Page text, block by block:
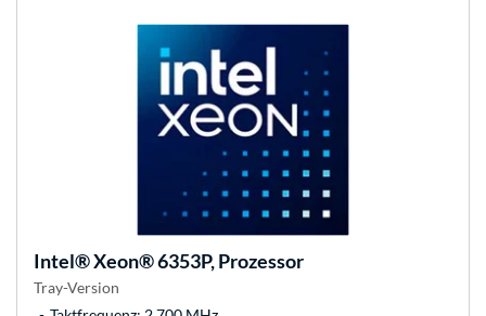
Intel®Xeon® 6353P, Prozessor
Tray-Version